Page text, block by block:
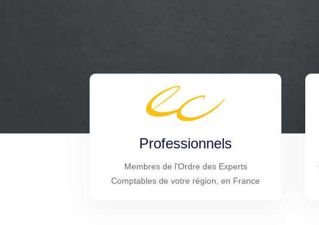
Professionnels
Membres de l'Ordre des Experts
Comptables de votre région, en France